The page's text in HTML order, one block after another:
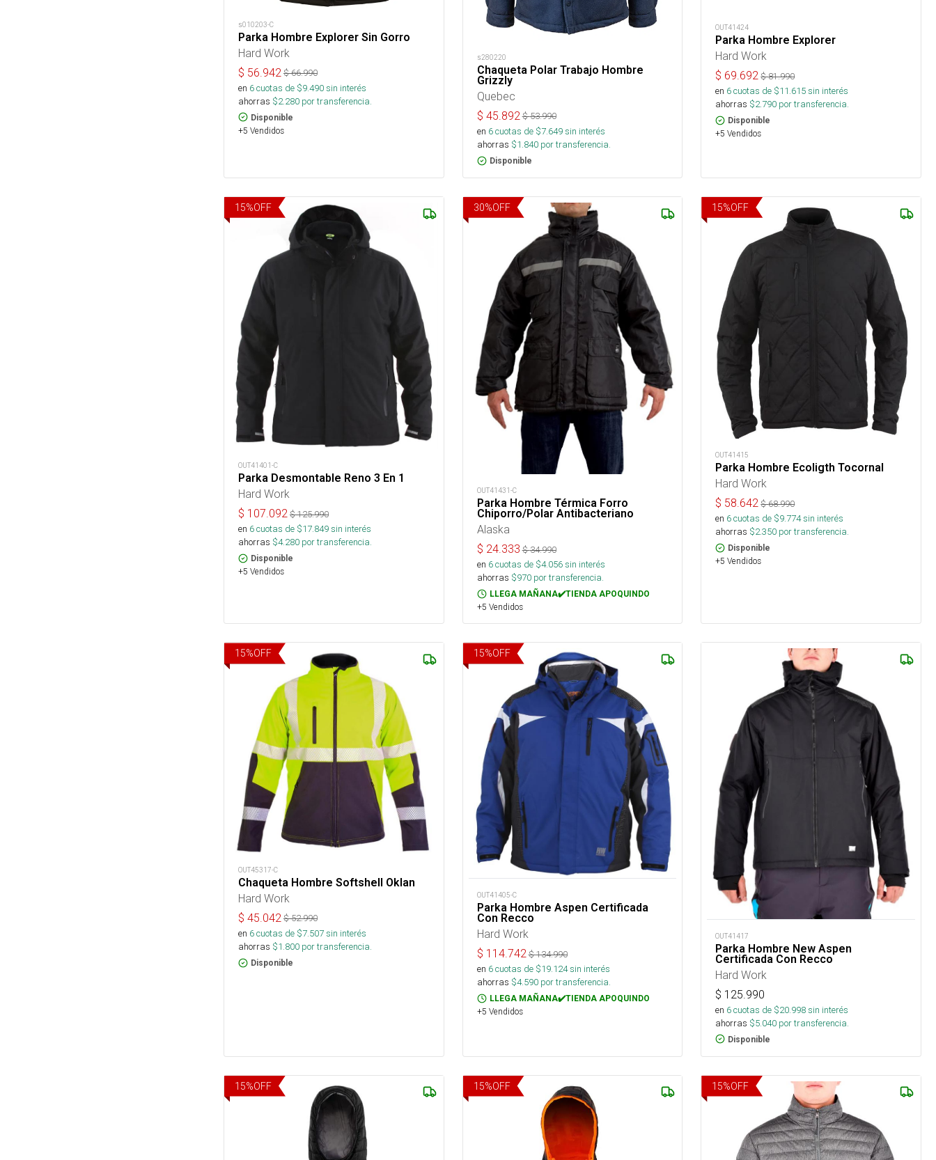
s010203-C
Parka Hombre Explorer Sin Gorro
Hard Work
$ 56.942 $66.990
en 6cuotas de $9.490sin interés
ahorras $2.280 por transferencia.
Disponible
+5 Vendidos
s280220
Chaqueta Polar Trabajo Hombre
Grizzly
Quebec
$ 45.892 $53.990
en 6cuotas de $7.649sin interés
ahorras $1.840por transferencia.
Disponible
OUT41424
Parka Hombre Explorer
Hard Work
$ 69.692 $81.990
en 6cuotas de $11.615sin interés
ahorras $2.790 por transferencia.
Disponible
+5 Vendidos
15%OFF
OUT41401-C
Parka Desmontable Reno 3 En 1
Hard Work
$ 107.092 $125.990
en 6cuotas de $17.849sin interés
ahorras $4.280 por transferencia.
Disponible
+5 Vendidos
30%OFF
OUT41431-C
Parka Hombre Térmica Forro
Chiporro/Polar Antibacteriano
Alaska
$ 24.333 $34.990
en 6cuotas de $4.056sin interés
ahorras $970por transferencia.
LLEGA MAÑANA✔️TIENDA APOQUINDO
+5 Vendidos
15%OFF
OUT41415
Parka Hombre Ecoligth Tocornal
Hard Work
$ 58.642 $68.990
en 6cuotas de $9.774sin interés
ahorras $2.350 por transferencia.
Disponible
+5 Vendidos
15%OFF
OUT45317-C
Chaqueta Hombre Softshell Oklan
Hard Work
$ 45.042 $52.990
en 6cuotas de $7.507sin interés
ahorras $1.800 por transferencia.
Disponible
15%OFF
OUT41405-C
Parka Hombre Aspen Certificada
Con Recco
Hard Work
$ 114.742 $134.990
en 6cuotas de $19.124sin interés
ahorras $4.590por transferencia.
LLEGA MAÑANA✔️TIENDA APOQUINDO
+5 Vendidos
OUT41417
Parka Hombre New Aspen
Certificada Con Recco
Hard Work
$ 125.990
en 6cuotas de $20.998sin interés
ahorras $5.040 por transferencia.
Disponible
15%OFF 15%OFF 15%OFF